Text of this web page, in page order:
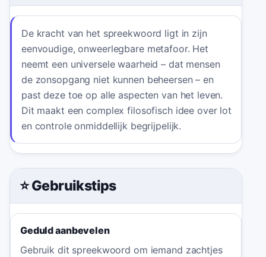
De kracht van het spreekwoord ligt in zijn
eenvoudige, onweerlegbare metafoor. Het
neemt een universele waarheid – dat mensen
de zonsopgang niet kunnen beheersen – en
past deze toe op alle aspecten van het leven.
Dit maakt een complex filosofisch idee over lot
en controle onmiddellijk begrijpelijk.
⭐ Gebruikstips
Geduld aanbevelen
Gebruik dit spreekwoord om iemand zachtjes